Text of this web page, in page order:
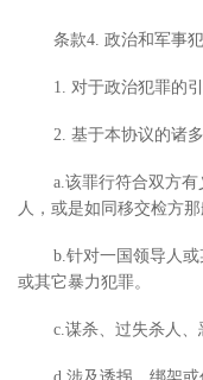
条款4. 政治和军事
1. 对于政治犯罪的
2. 基于本协议的诸
a.该罪行符合双方
人，或是如同移交检方
b.针对一国领导人
或其它暴力犯罪。
c.谋杀、过失杀人、